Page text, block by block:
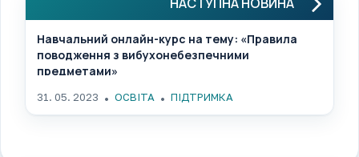
Навчальний онлайн-курс на тему: «Правила
поводження з вибухонебезпечними
предметами»
31. 05. 2023 ОСВІТА ПІДТРИМКА